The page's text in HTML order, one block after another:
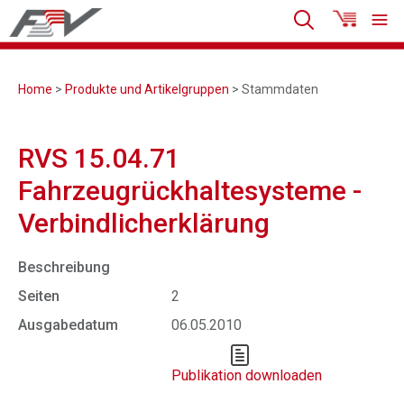
Home > Produkte und Artikelgruppen > Stammdaten
RVS 15.04.71
Fahrzeugrückhaltesysteme -
Verbindlicherklärung
Beschreibung
Seiten
2
Ausgabedatum
06.05.2010
Publikation downloaden